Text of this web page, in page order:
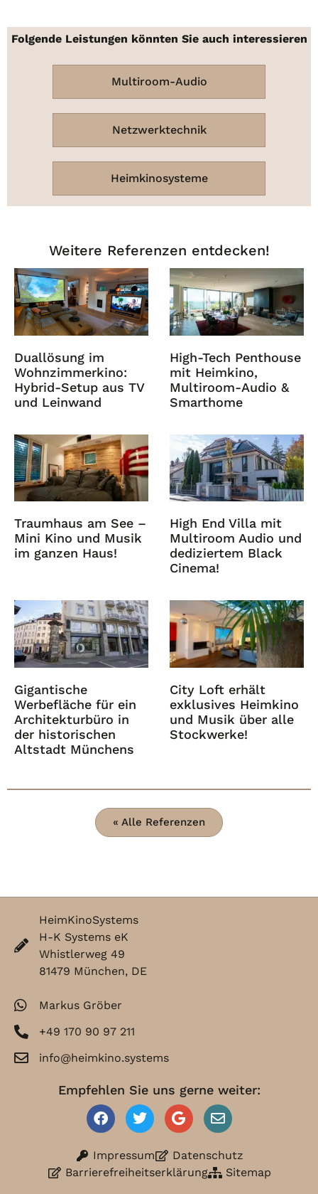
Folgende Leistungen könnten Sie auch interessieren
Multiroom-Audio
Netzwerktechnik
Heimkinosysteme
Weitere Referenzen entdecken!
Duallösung im
Wohnzimmerkino:
Hybrid-Setup aus TV
und Leinwand
High-Tech Penthouse
mit Heimkino,
Multiroom-Audio &
Smarthome
Traumhaus am See –
Mini Kino und Musik
im ganzen Haus!
High End Villa mit
Multiroom Audio und
dediziertem Black
Cinema!
Gigantische
Werbefläche für ein
Architekturbüro in
der historischen
Altstadt Münchens
City Loft erhält
exklusives Heimkino
und Musik über alle
Stockwerke!
« Alle Referenzen
HeimKinoSystems
H-K Systems eK
Whistlerweg 49
81479 München, DE
Markus Gröber
+49 170 90 97 211
info@heimkino.systems
Empfehlen Sie uns gerne weiter:
Impressum
Datenschutz
Barrierefreiheitserklärung
Sitemap